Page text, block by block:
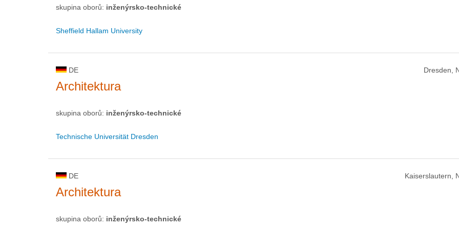
skupina oborů: inženýrsko-technické
Sheffield Hallam University
DE Dresden,
Architektura
skupina oborů: inženýrsko-technické
Technische Universität Dresden
DE Kaiserslautern,
Architektura
skupina oborů: inženýrsko-technické